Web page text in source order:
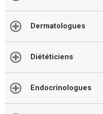
Dermatologues
Diététiciens
Endocrinologues